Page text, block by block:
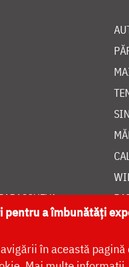
pentru a îmbunătăți
în această